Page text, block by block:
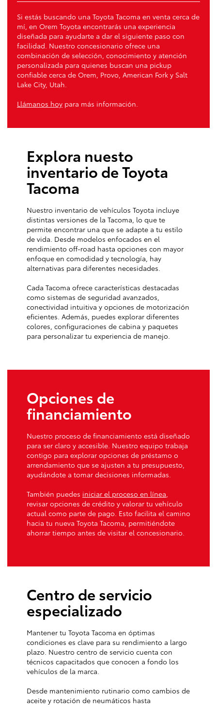
Si estás buscando una Toyota Tacoma en venta cerca de
mí, en Orem Toyota encontrarás una experiencia
diseñada para ayudarte a dar el siguiente paso con
facilidad. Nuestro concesionario ofrece una
combinación de selección, conocimiento y atención
personalizada para quienes buscan una pickup
confiable cerca de Orem, Provo, American Fork y Salt
Lake City, Utah.
Llámanos hoy para más información.
Explora nuesto
inventario de Toyota
Tacoma
Nuestro inventario de vehículos Toyota incluye
distintas versiones de la Tacoma, lo que te
permite encontrar una que se adapte a tu estilo
de vida. Desde modelos enfocados en el
rendimiento off-road hasta opciones con mayor
enfoque en comodidad y tecnología, hay
alternativas para diferentes necesidades.
Cada Tacoma ofrece características destacadas
como sistemas de seguridad avanzados,
conectividad intuitiva y opciones de motorización
eficientes. Además, puedes explorar diferentes
colores, configuraciones de cabina y paquetes
para personalizar tu experiencia de manejo.
Opciones de
financiamiento
Nuestro proceso de financiamiento está diseñado
para ser claro y accesible. Nuestro equipo trabaja
contigo para explorar opciones de préstamo o
arrendamiento que se ajusten a tu presupuesto,
ayudándote a tomar decisiones informadas.
También puedes iniciar el proceso en línea
revisar opciones de crédito y valorar tu vehículo
actual como parte de pago. Esto facilita el camino
hacia tu nueva Toyota Tacoma, permitiéndote
ahorrar tiempo antes de visitar el concesionario.
Centro de servicio
especializado
Mantener tu Toyota Tacoma en óptimas
condiciones es clave para su rendimiento a largo
plazo. Nuestro centro de servicio cuenta con
técnicos capacitados que conocen a fondo los
vehículos de la marca.
Desde mantenimiento rutinario como cambios de
aceite y rotación de neumáticos hasta